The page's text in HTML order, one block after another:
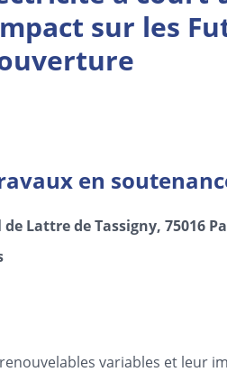
sur les
en
Lattre de Tassigny, 75016
variables et leur